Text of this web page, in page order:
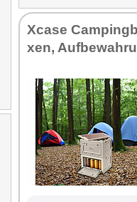
Xca­se
xen,